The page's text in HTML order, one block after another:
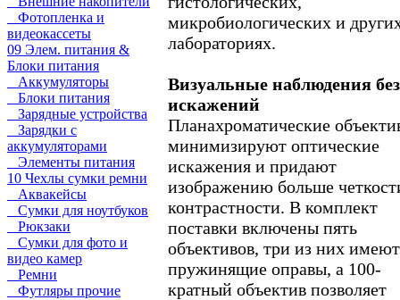
Фотопленка и
видеокассеты
09 Элем. питания &
Блоки питания
Аккумуляторы
Блоки питания
Зарядные устройства
Зарядки с
аккумуляторами
Элементы питания
10 Чехлы сумки ремни
Аквакейсы
Сумки для ноутбуков
Рюкзаки
Сумки для фото и
видео камер
Ремни
Футляры прочие
микробиологических и
лабораториях.
Визуальные наблюдения без
искажений
Планахроматические
минимизируют оптические
искажения и придают
изображению больше
контрастности. В комплект
поставки включены пять
объективов, три из них имеют
пружинящие оправы, а 100-
кратный объектив позволяет